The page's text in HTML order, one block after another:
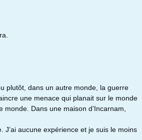
plutôt, dans un autre monde, la guerre
une menace qui planait sur le monde
Dans une maison d’Incarnam,
J’ai aucune expérience et je suis le moins